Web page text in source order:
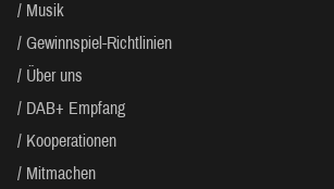
Musik
Gewinnspiel-Richtlinien
Über uns
DAB+ Empfang
Kooperationen
Mitmachen